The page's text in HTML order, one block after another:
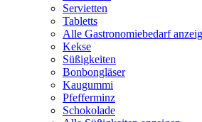
Servietten
Tabletts
Alle Gastronomiebedarf
Kekse
Süßigkeiten
Bonbongläser
Kaugummi
Pfefferminz
Schokolade